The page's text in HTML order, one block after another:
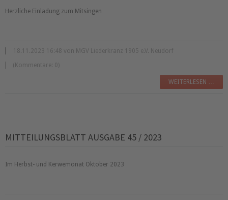
Herzliche Einladung zum Mitsingen
18.11.2023 16:48 von MGV Liederkranz 1905 e.V. Neudorf
(Kommentare: 0)
WEITERLESEN …
MITTEILUNGSBLATT AUSGABE 45 / 2023
Im Herbst- und Kerwemonat Oktober 2023